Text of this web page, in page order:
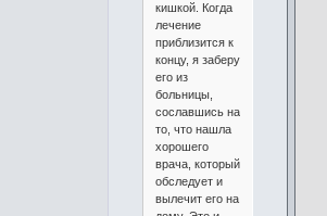
кишкой. Когда
лечение
приблизится к
концу, я заберу
его из
больницы,
сославшись на
то, что нашла
хорошего
врача, который
обследует и
вылечит его на